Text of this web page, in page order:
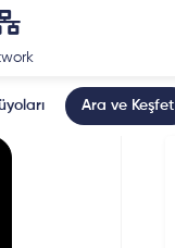
Ara ve Keşfet